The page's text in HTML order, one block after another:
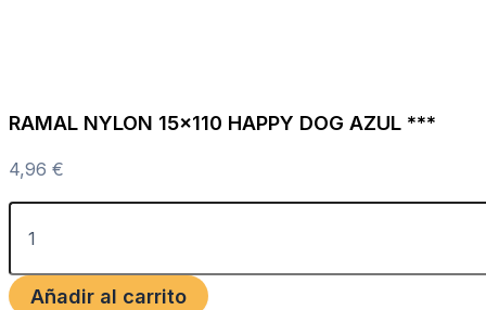
RAMAL NYLON 15×110 HAPPY DOG AZUL ***
4,96 €
Añadir al carrito